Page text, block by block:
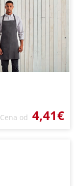
Cena od 4,41€